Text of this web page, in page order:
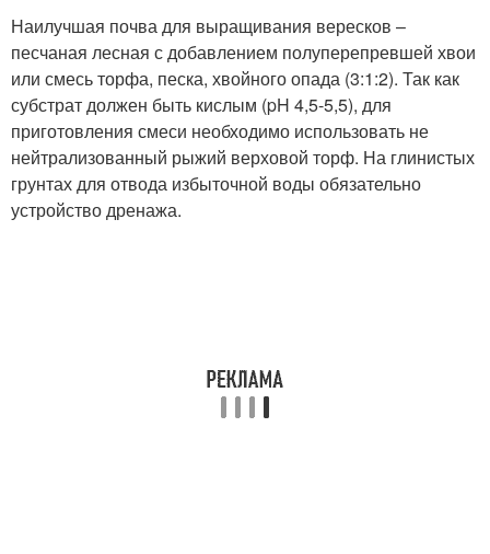
Наилучшая почва для выращивания вересков –
песчаная лесная с добавлением полуперепревшей хвои
или смесь торфа, песка, хвойного опада (3:1:2). Так как
субстрат должен быть кислым (pH 4,5-5,5), для
приготовления смеси необходимо использовать не
нейтрализованный рыжий верховой торф. На глинистых
грунтах для отвода избыточной воды обязательно
устройство дренажа.